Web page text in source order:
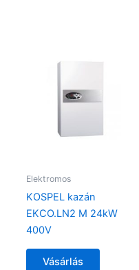
Elektromos
KOSPEL kazán
EKCO.LN2 M 24kW
400V
Vásárlás